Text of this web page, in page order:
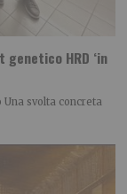
HRD ‘in
svolta concreta